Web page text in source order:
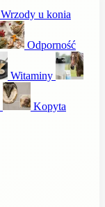
Wrzody u konia
Odporność
Witaminy
Kopyta